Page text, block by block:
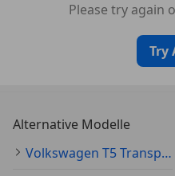
Please try again
Try
Alternative Modelle
Volkswagen T5 Transporter Gebraucht